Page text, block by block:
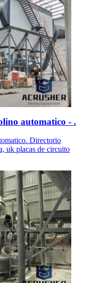
automatico - .
Directorio
uk placas de circuito